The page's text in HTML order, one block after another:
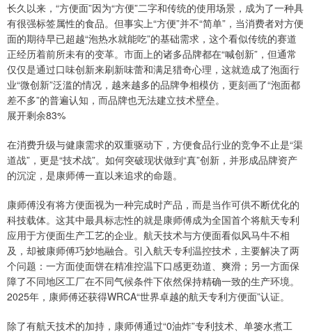
长久以来，“方便面”因为“方便”二字和传统的使用场景，成为了一种具
有很强标签属性的食品。但事实上“方便”并不“简单”，当消费者对方便
面的期待早已超越“泡热水就能吃”的基础需求，这个看似传统的赛道
正经历着前所未有的变革。市面上的诸多品牌都在“喊创新”，但通常
仅仅是通过口味创新来刷新味蕾和满足猎奇心理，这就造成了泡面行
业“微创新”泛滥的情况，越来越多的品牌争相模仿，更刻画了“泡面都
差不多”的普遍认知，而品牌也无法建立技术壁垒。
展开剩余83%
在消费升级与健康需求的双重驱动下，方便食品行业的竞争不止是“渠
道战”，更是“技术战”。如何突破现状做到“真”创新，并形成品牌资产
的沉淀，是康师傅一直以来追求的命题。
康师傅没有将方便面视为一种完成时产品，而是当作可供不断优化的
科技载体。这其中最具标志性的就是康师傅成为全国首个将航天专利
应用于方便面生产工艺的企业。航天技术与方便面看似风马牛不相
及，却被康师傅巧妙地融合。引入航天专利温控技术，主要解决了两
个问题：一方面使面饼在精准控温下口感更劲道、爽滑；另一方面保
障了不同地区工厂在不同气候条件下依然保持精确一致的生产环境。
2025年，康师傅还获得WRCA“世界卓越的航天专利方便面”认证。
除了有航天技术的加持，康师傅通过“0油炸”专利技术、单篓水煮工